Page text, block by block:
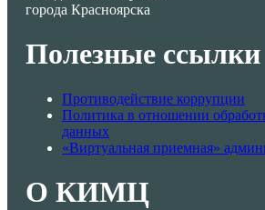
города Красноярска
Полезные ссылки
Противодействие коррупции
Политика в отношении
данных
«Виртуальная приемная»
О КИМЦ